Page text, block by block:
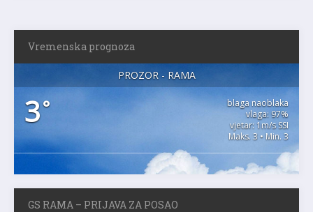
Vremenska prognoza
PROZOR - RAMA
3°
blaga naoblaka
vlaga: 97%
vjetar: 1m/s SSI
Maks. 3 • Min. 3
GS RAMA – PRIJAVA ZA POSAO